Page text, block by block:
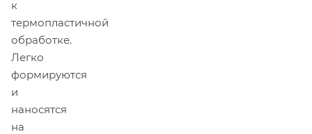
к
термопластичной
обработке.
Легко
формируются
и
наносятся
на